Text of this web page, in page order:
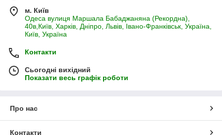
м. Київ
Одеса вулиця Маршала Бабаджаняна (Рекордна),
40в,Київ, Харків, Дніпро, Львів, Івано-Франківськ, Україна,
Київ, Україна
Контакти
Сьогодні вихідний
Показати весь графік роботи
Про нас
Контакти